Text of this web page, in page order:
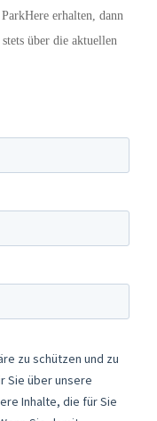
erhalten, dann
über die aktuellen